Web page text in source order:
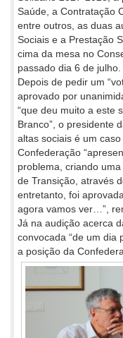
Saúde, a Contratação
entre outros, as duas
Sociais e a Prestação
cima da mesa no
passado dia 6 de julho.
Depois de pedir um
aprovado por
“que deu muito a este
Branco”, o presidente
altas sociais é um
Confederação
problema, criando
de Transição, através
entretanto, foi
agora vamos ver…”,
Já na audição acerca
convocada “de um dia
a posição da